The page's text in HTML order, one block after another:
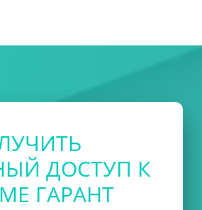
ДОСТУП К
ГАРАНТ